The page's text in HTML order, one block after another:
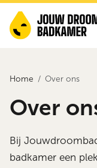
Home Over ons
Over
Bij
badkamer een